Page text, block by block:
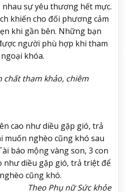
sự yêu thương hết mực.
khiến cho đối phương cảm
khi gần bên. Những bạn
người phù hợp khi tham
khóa.
chất tham khảo, chiêm
cao như diều gặp gió, trả
muốn nghèo cũng khó sau
báo mộng vàng son, 3 con
như diều gặp gió, trả triệt để
cũng khó.
Theo Phụ nữ Sức khỏe